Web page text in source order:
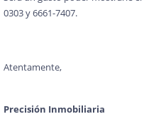
0303 y 6661-7407.
Atentamente,
Precisión Inmobiliaria